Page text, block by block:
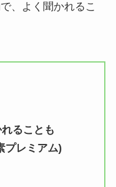
、よく聞かれるこ
ることも
プレミアム)